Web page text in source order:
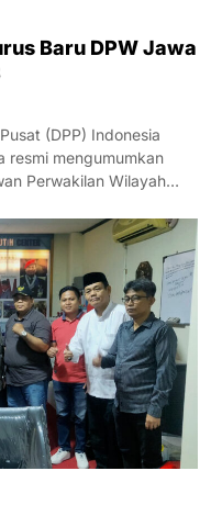
Baru DPW Jawa
(DPP) Indonesia
resmi mengumumkan
Perwakilan Wilayah…